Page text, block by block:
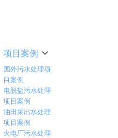
项目案例
国外污水处理项
目案例
电脱盐污水处理
项目案例
油田采出水处理
项目案例
火电厂污水处理